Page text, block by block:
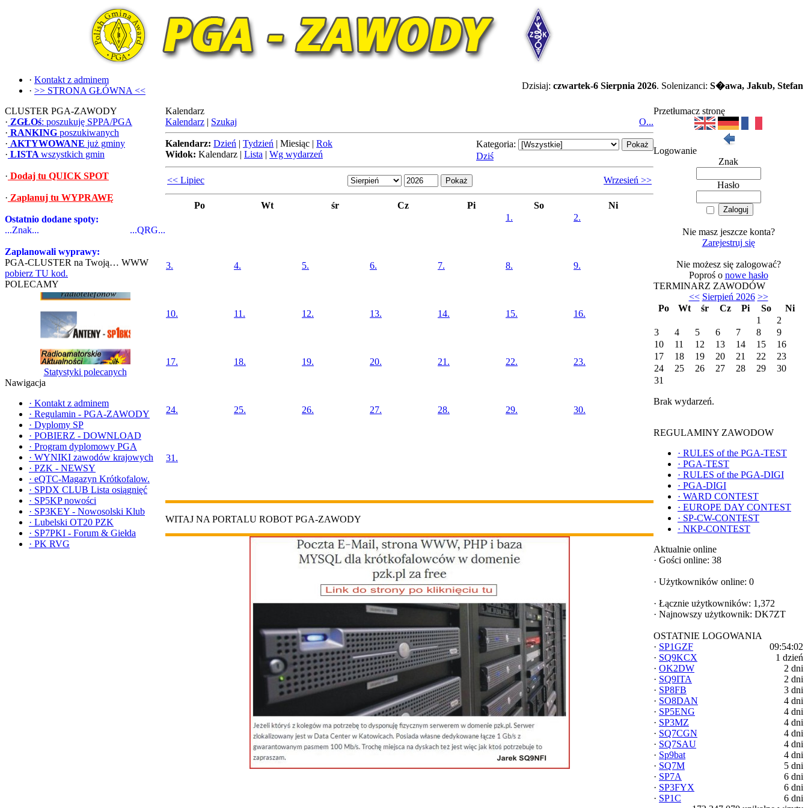
· Kontakt z adminem
· >> STRONA GŁÓWNA << Dzisiaj: czwartek-6 Sierpnia 2026. Solenizanci: S�awa, Jakub, Stefan
CLUSTER PGA-ZAWODY
· ZGŁOś: poszukuję SPPA/PGA
· RANKING poszukiwanych
· AKTYWOWANE już gminy
· LISTA wszystkich gmin
· Dodaj tu QUICK SPOT
· Zaplanuj tu WYPRAWĘ
Ostatnio dodane spoty:
...Znak...
...QRG...
Zaplanowali wyprawy:
PGA-CLUSTER na Twoją… WWW
pobierz TU kod.
POLECAMY
Statystyki polecanych
Nawigacja
· Kontakt z adminem
· Regulamin - PGA-ZAWODY
· Dyplomy SP
· POBIERZ - DOWNLOAD
· Program dyplomowy PGA
· WYNIKI zawodów krajowych
· PZK - NEWSY
· eQTC-Magazyn Krótkofalow.
· SPDX CLUB Lista osiągnięć
· SP5KP nowości
· SP3KEY - Nowosolski Klub
· Lubelski OT20 PZK
· SP7PKI - Forum & Giełda
· PK RVG
Kalendarz
Kalendarz | Szukaj O...
Kalendarz: Dzień | Tydzień | Miesiąc | Rok
Widok: Kalendarz | Lista | Wg wydarzeń
Kategoria:
Dziś
<< Lipiec Wrzesień >>
Po Wt śr Cz Pi So
Ni
1.
2.
3. 4. 5. 6. 7. 8. 9.
10. 11. 12. 13. 14. 15. 16.
17. 18. 19. 20. 21. 22. 23.
24. 25. 26. 27. 28. 29. 30.
31.
WITAJ NA PORTALU ROBOT PGA-ZAWODY
Przetłumacz stronę
Logowanie
Znak
Hasło
Nie masz jeszcze konta?
Zarejestruj się
Nie możesz się zalogować?
Poproś o nowe hasło
TERMINARZ ZAWODÓW
<< Sierpień 2026 >>
Po
Wt śr Cz Pi So
Ni
1
2
3
4 5 6 7 8
9
10
11 12 13 14 15
16
17
18 19 20 21 22
23
24
25 26 27 28 29
30
31
Brak wydarzeń.
REGULAMINY ZAWODOW
· RULES of the PGA-TEST
· PGA-TEST
· RULES of the PGA-DIGI
· PGA-DIGI
· WARD CONTEST
· EUROPE DAY CONTEST
· SP-CW-CONTEST
· NKP-CONTEST
Aktualnie online
· Gości online: 38
· Użytkowników online: 0
· Łącznie użytkowników: 1,372
· Najnowszy użytkownik: DK7ZT
OSTATNIE LOGOWANIA
· SP1GZF
09:54:02
· SQ9KCX
1 dzień
· OK2DW
2 dni
· SQ9ITA
2 dni
· SP8FB
3 dni
· SO8DAN
4 dni
· SP5ENG
4 dni
· SP3MZ
4 dni
· SQ7CGN
4 dni
· SQ7SAU
4 dni
· Sp9bat
4 dni
· SQ7M
5 dni
· SP7A
6 dni
· SP3FYX
6 dni
· SP1C
6 dni